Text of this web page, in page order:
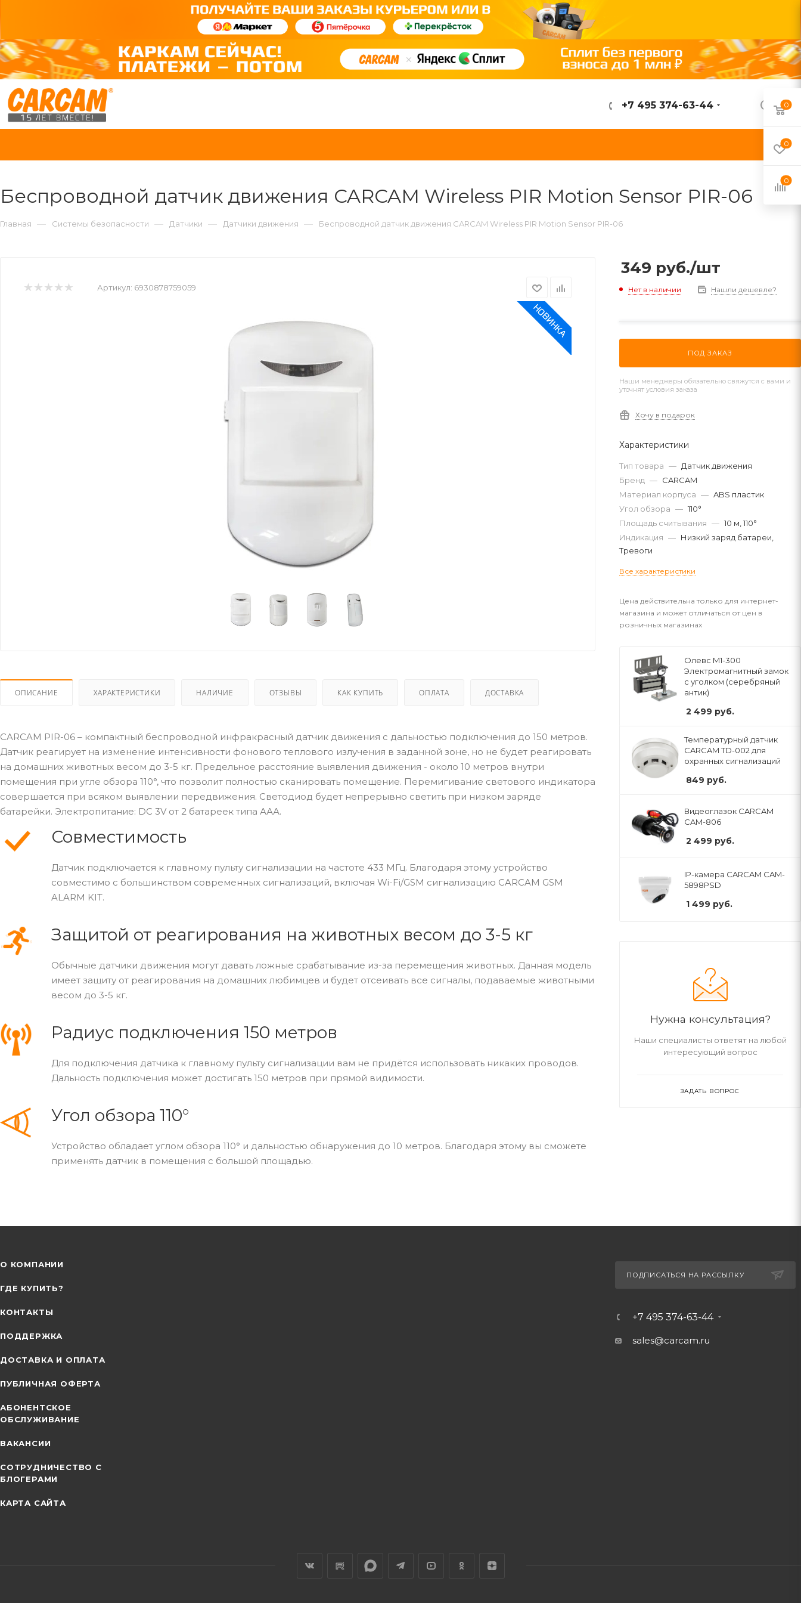
ВОЙТИ
+7 495 374-63-44
Беспроводной датчик движения CARCAM Wireless PIR Motion Sensor PIR-06
Главная — Системы безопасности — Датчики — Датчики движения — Беспроводной датчик движения CARCAM Wireless PIR Motion Sensor PIR-06
Артикул: 6930878759059
ОПИСАНИЕ ХАРАКТЕРИСТИКИ НАЛИЧИЕ ОТЗЫВЫ КАК КУПИТЬ ОПЛАТА ДОСТАВКА
CARCAM PIR-06 – компактный беспроводной инфракрасный датчик движения с дальностью подключения до 150 метров.
Датчик реагирует на изменение интенсивности фонового теплового излучения в заданной зоне, но не будет реагировать
на домашних животных весом до 3-5 кг. Предельное расстояние выявления движения - около 10 метров внутри
помещения при угле обзора 110°, что позволит полностью сканировать помещение. Перемигивание светового индикатора
совершается при всяком выявлении передвижения. Светодиод будет непрерывно светить при низком заряде
батарейки. Электропитание: DC 3V от 2 батареек типа ААА.
Совместимость
Датчик подключается к главному пульту сигнализации на частоте 433 МГц. Благодаря этому устройство
совместимо с большинством современных сигнализаций, включая Wi-Fi/GSM сигнализацию CARCAM GSM
ALARM KIT.
Защитой от реагирования на животных весом до 3-5 кг
Обычные датчики движения могут давать ложные срабатывание из-за перемещения животных. Данная модель
имеет защиту от реагирования на домашних любимцев и будет отсеивать все сигналы, подаваемые животными
весом до 3-5 кг.
Радиус подключения 150 метров
Для подключения датчика к главному пульту сигнализации вам не придётся использовать никаких проводов.
Дальность подключения может достигать 150 метров при прямой видимости.
Угол обзора 110°
Устройство обладает углом обзора 110° и дальностью обнаружения до 10 метров. Благодаря этому вы сможете
применять датчик в помещения с большой площадью.
349 руб./шт
Нет в наличии Нашли дешевле?
ПОД ЗАКАЗ
Наши менеджеры обязательно свяжутся с вами и
уточнят условия заказа
Хочу в подарок
Характеристики
Тип товара — Датчик движения
Бренд — CARCAM
Материал корпуса — ABS пластик
Угол обзора — 110°
Площадь считывания — 10 м, 110°
Индикация — Низкий заряд батареи,
Тревоги
Все характеристики
Цена действительна только для интернет-
магазина и может отличаться от цен в
розничных магазинах
Олевс M1-300
Электромагнитный замок
с уголком (серебряный
антик)
2 499 руб.
Температурный датчик
CARCAM TD-002 для
охранных сигнализаций
849 руб.
Видеоглазок CARCAM
CAM-806
2 499 руб.
IP-камера CARCAM CAM-
5898PSD
1 499 руб.
Нужна консультация?
Наши специалисты ответят на любой
интересующий вопрос
ЗАДАТЬ ВОПРОС
О КОМПАНИИ
ГДЕ КУПИТЬ?
КОНТАКТЫ
ПОДДЕРЖКА
ДОСТАВКА И ОПЛАТА
ПУБЛИЧНАЯ ОФЕРТА
АБОНЕНТСКОЕ
ОБСЛУЖИВАНИЕ
ВАКАНСИИ
СОТРУДНИЧЕСТВО С
БЛОГЕРАМИ
КАРТА САЙТА
ПОДПИСАТЬСЯ НА РАССЫЛКУ
+7 495 374-63-44
sales@carcam.ru
0
0
0